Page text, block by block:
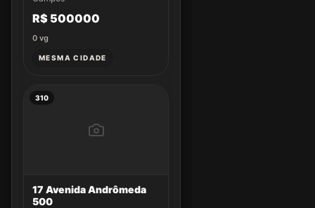
R$ 500000
0 vg
MESMA CIDADE
310
17 Avenida Andrômeda
500